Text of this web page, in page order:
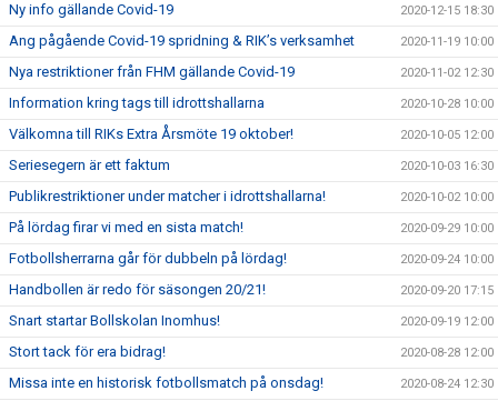
Ny info gällande Covid-19 2020-12-15 18:30
Ang pågående Covid-19 spridning & RIK’s verksamhet 2020-11-19 10:00
Nya restriktioner från FHM gällande Covid-19 2020-11-02 12:30
Information kring tags till idrottshallarna 2020-10-28 10:00
Välkomna till RIKs Extra Årsmöte 19 oktober! 2020-10-05 12:00
Seriesegern är ett faktum 2020-10-03 16:30
Publikrestriktioner under matcher i idrottshallarna! 2020-10-02 10:00
På lördag firar vi med en sista match! 2020-09-29 10:00
Fotbollsherrarna går för dubbeln på lördag! 2020-09-24 10:00
Handbollen är redo för säsongen 20/21! 2020-09-20 17:15
Snart startar Bollskolan Inomhus! 2020-09-19 12:00
Stort tack för era bidrag! 2020-08-28 12:00
Missa inte en historisk fotbollsmatch på onsdag! 2020-08-24 12:30